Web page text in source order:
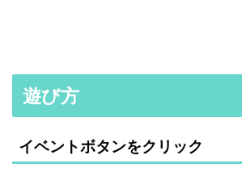
遊び方
イベントボタンをクリック